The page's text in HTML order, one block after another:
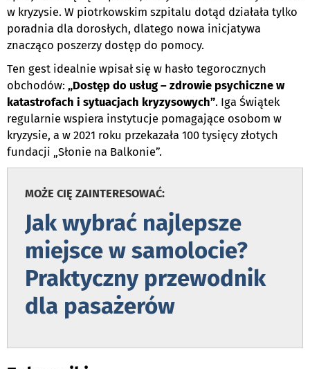
w kryzysie. W piotrkowskim szpitalu dotąd działała tylko
poradnia dla dorosłych, dlatego nowa inicjatywa
znacząco poszerzy dostęp do pomocy.
Ten gest idealnie wpisał się w hasło tegorocznych
obchodów: „Dostęp do usług – zdrowie psychiczne w
katastrofach i sytuacjach kryzysowych”. Iga Świątek
regularnie wspiera instytucje pomagające osobom w
kryzysie, a w 2021 roku przekazała 100 tysięcy złotych
fundacji „Słonie na Balkonie”.
MOŻE CIĘ ZAINTERESOWAĆ:
Jak wybrać najlepsze
miejsce w samolocie?
Praktyczny przewodnik
dla pasażerów